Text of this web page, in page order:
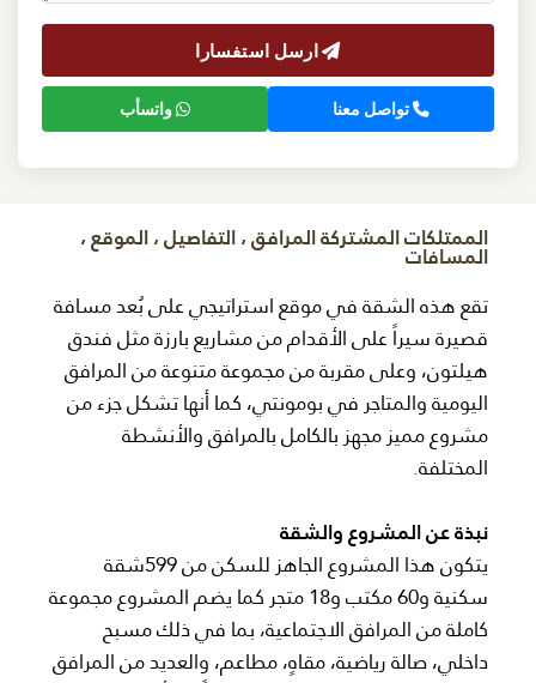
ارسل استفسارا
تواصل معنا واتسأب
الممتلكات المشتركة المرافق ، التفاصيل ، الموقع ،
المسافات
تقع هذه الشقة في موقع استراتيجي على بُعد مسافة
قصيرة سيراً على الأقدام من مشاريع بارزة مثل فندق
هيلتون، وعلى مقربة من مجموعة متنوعة من المرافق
اليومية والمتاجر في بومونتي، كما أنها تشكل جزء من
مشروع مميز مجهز بالكامل بالمرافق والأنشطة
المختلفة.
نبذة عن المشروع والشقة
يتكون هذا المشروع الجاهز للسكن من 599شقة
سكنية و60 مكتب و18 متجر كما يضم المشروع مجموعة
كاملة من المرافق الاجتماعية، بما في ذلك مسبح
داخلي، صالة رياضية، مقاهٍ، مطاعم، والعديد من المرافق